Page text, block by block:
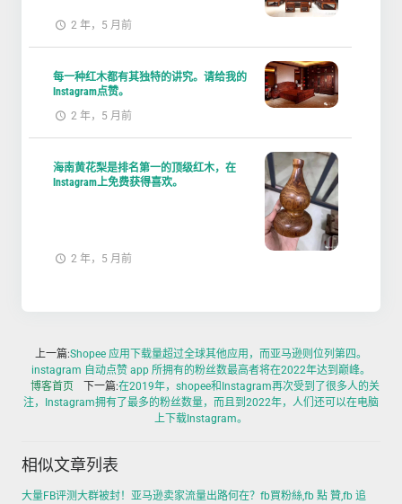
2 年，5 月前
每一种红木都有其独特的讲究。请给我的
Instagram点赞。
2 年，5 月前
海南黄花梨是排名第一的顶级红木，在
Instagram上免费获得喜欢。
2 年，5 月前
上一篇:Shopee 应用下载量超过全球其他应用，而亚马逊则位列第四。
instagram 自动点赞 app 所拥有的粉丝数最高者将在2022年达到巅峰。
博客首页
下一篇:在2019年，shopee和Instagram再次受到了很多人的关
注，Instagram拥有了最多的粉丝数量，而且到2022年，人们还可以在电脑
上下载Instagram。
相似文章列表
大量FB评测大群被封！亚马逊卖家流量出路何在？fb買粉絲,fb 點 贊,fb 追